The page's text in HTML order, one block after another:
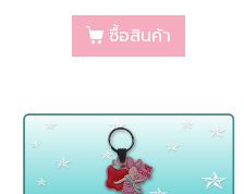
ซื้อสินค้า